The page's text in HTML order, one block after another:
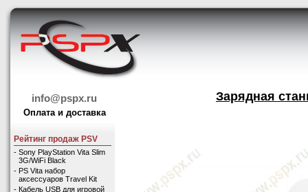
info@pspx.ru
Оплата и доставка
Рейтинг продаж PSV
- Sony PlayStation Vita Slim
3G/WiFi Black
- PS Vita набор
аксессуаров Travel Kit
- Кабель USB для игровой
Зарядная